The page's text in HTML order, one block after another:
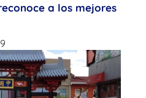
a los mejores